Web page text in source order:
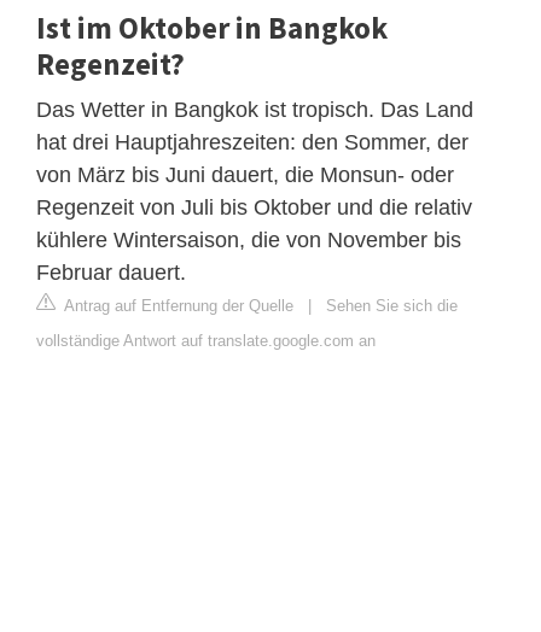
Ist im Oktober in Bangkok
Regenzeit?
Das Wetter in Bangkok ist tropisch. Das Land
hat drei Hauptjahreszeiten: den Sommer, der
von März bis Juni dauert, die Monsun- oder
Regenzeit von Juli bis Oktober und die relativ
kühlere Wintersaison, die von November bis
Februar dauert.
Antrag auf Entfernung der Quelle | Sehen Sie sich die
vollständige Antwort auf translate.google.com an